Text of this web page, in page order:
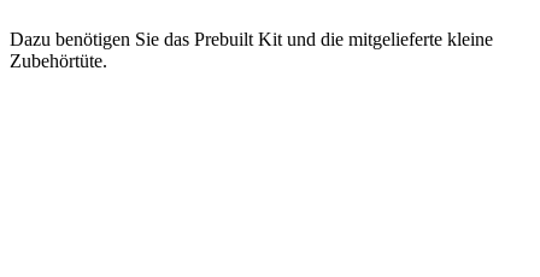
Dazu benötigen Sie das Prebuilt Kit und die mitgelieferte kleine
Zubehörtüte.